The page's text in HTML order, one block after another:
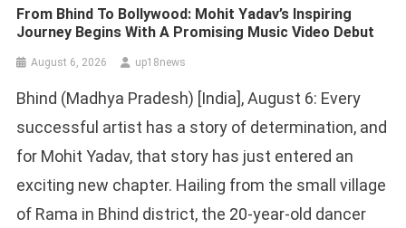
From Bhind To Bollywood: Mohit Yadav’s Inspiring
Journey Begins With A Promising Music Video Debut
August 6, 2026 up18news
Bhind (Madhya Pradesh) [India], August 6: Every
successful artist has a story of determination, and
for Mohit Yadav, that story has just entered an
exciting new chapter. Hailing from the small village
of Rama in Bhind district, the 20-year-old dancer